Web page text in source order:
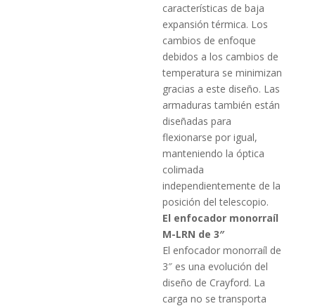
características de baja
expansión térmica. Los
cambios de enfoque
debidos a los cambios de
temperatura se minimizan
gracias a este diseño. Las
armaduras también están
diseñadas para
flexionarse por igual,
manteniendo la óptica
colimada
independientemente de la
posición del telescopio.
El enfocador monorraíl
M-LRN de 3″
El enfocador monorraíl de
3″ es una evolución del
diseño de Crayford. La
carga no se transporta